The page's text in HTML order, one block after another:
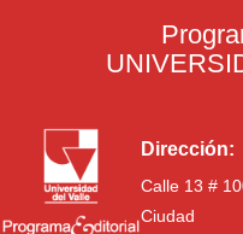
Dirección:
Calle 13 #
Ciudad